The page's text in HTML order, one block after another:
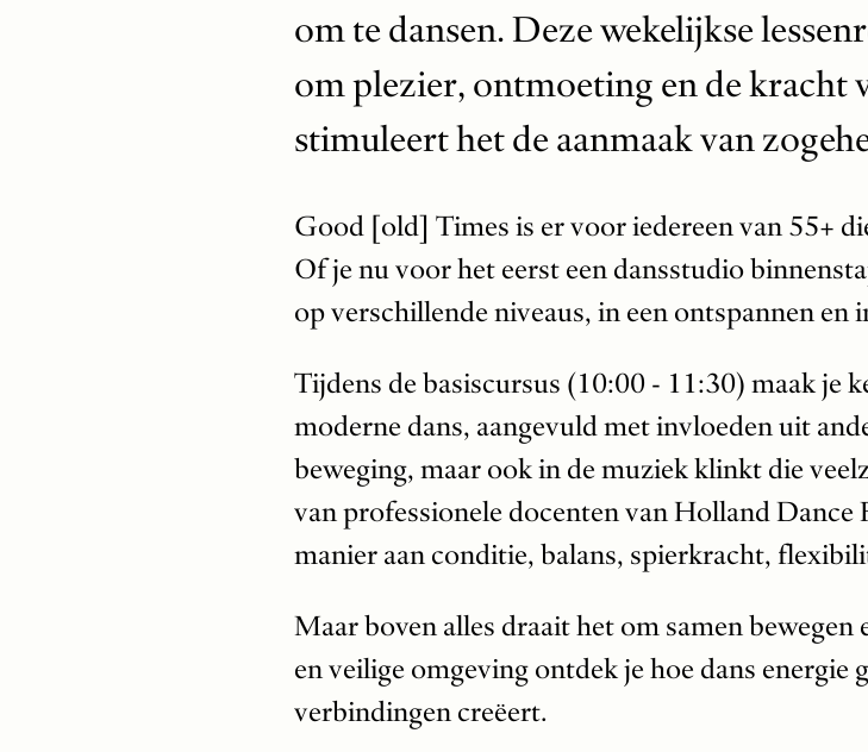
om te dansen. Deze wekelijkse
om plezier, ontmoeting en de kracht
stimuleert het de aanmaak van
Good [old] Times is er voor iedereen van 55+
Of je nu voor het eerst een dansstudio
op verschillende niveaus, in een ontspannen en
Tijdens de basiscursus (10:00 - 11:30) maak je
moderne dans, aangevuld met invloeden uit
beweging, maar ook in de muziek klinkt die
van professionele docenten van Holland Dance
manier aan conditie, balans, spierkracht,
Maar boven alles draait het om samen bewegen
en veilige omgeving ontdek je hoe dans energie
verbindingen creëert.